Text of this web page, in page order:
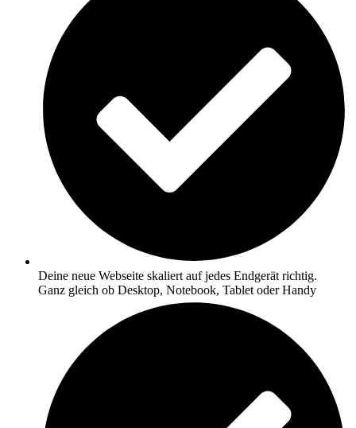
Deine neue Webseite skaliert auf jedes Endgerät richtig.
Ganz gleich ob Desktop, Notebook, Tablet oder Handy